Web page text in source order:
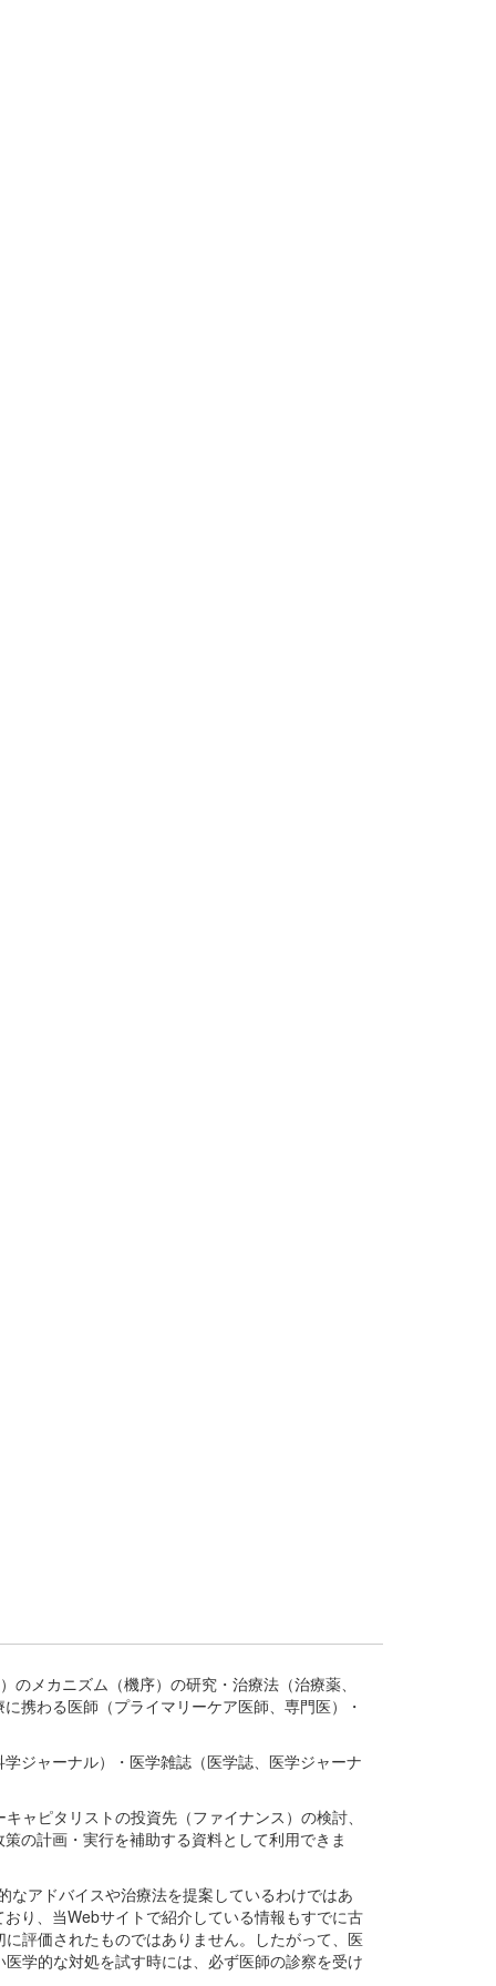
メカニズム（機序）の研究・治療法（治療薬、
携わる医師（プライマリーケア医師、専門医）・
ジャーナル）・医学雑誌（医学誌、医学ジャーナ
ャピタリストの投資先（ファイナンス）の検討、
の計画・実行を補助する資料として利用できま
アドバイスや治療法を提案しているわけではあ
り、当Webサイトで紹介している情報もすでに古
評価されたものではありません。したがって、医
学的な対処を試す時には、必ず医師の診察を受け